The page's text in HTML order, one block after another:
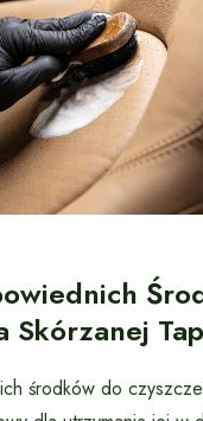
Skórzanej
środków do